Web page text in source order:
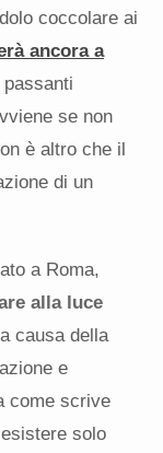
coccolare ai
ancora a
se non
è altro che il
di un
a Roma,
alla luce
causa della
e
come scrive
solo